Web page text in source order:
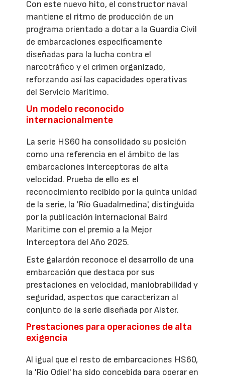
Con este nuevo hito, el constructor naval
mantiene el ritmo de producción de un
programa orientado a dotar a la Guardia Civil
de embarcaciones específicamente
diseñadas para la lucha contra el
narcotráfico y el crimen organizado,
reforzando así las capacidades operativas
del Servicio Marítimo.
Un modelo reconocido
internacionalmente
La serie HS60 ha consolidado su posición
como una referencia en el ámbito de las
embarcaciones interceptoras de alta
velocidad. Prueba de ello es el
reconocimiento recibido por la quinta unidad
de la serie, la 'Río Guadalmedina', distinguida
por la publicación internacional Baird
Maritime con el premio a la Mejor
Interceptora del Año 2025.
Este galardón reconoce el desarrollo de una
embarcación que destaca por sus
prestaciones en velocidad, maniobrabilidad y
seguridad, aspectos que caracterizan al
conjunto de la serie diseñada por Aister.
Prestaciones para operaciones de alta
exigencia
Al igual que el resto de embarcaciones HS60,
la 'Río Odiel' ha sido concebida para operar en